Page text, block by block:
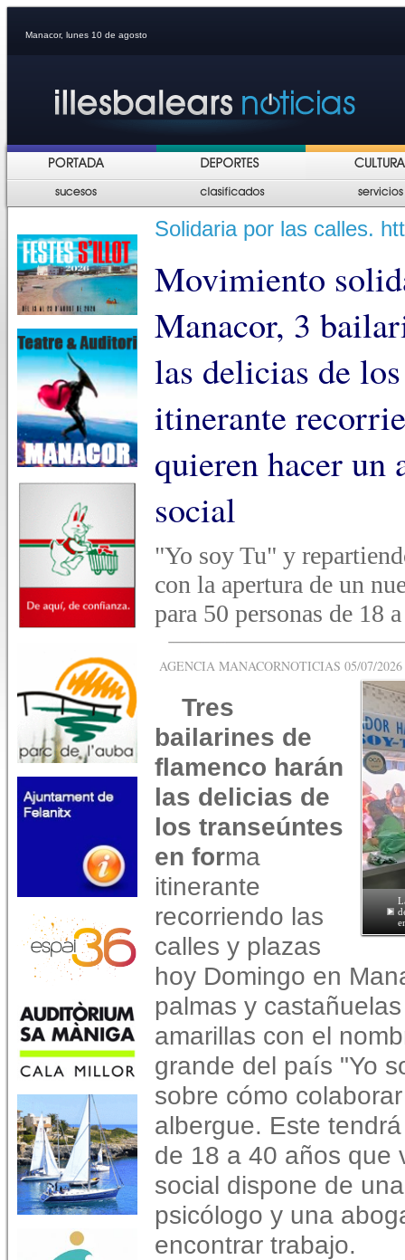
Manacor, lunes 10 de agosto
Solidaria por las calles.
Movimiento
Manacor, 3
las delicias de
itinerante
quieren hacer un
social
"Yo soy Tu" y
con la apertura de un
para 50 personas de 18
AGENCIA MANACORNOTICIAS 05/07/
Tres
bailarines de
flamenco harán
las delicias de
los transeúntes
en forma
itinerante
recorriendo las
calles y plazas
hoy Domingo en
palmas y
amarillas con el
grande del país "Yo
sobre cómo
albergue. Este
de 18 a 40 años que
social dispone de
psicólogo y una
encontrar trabajo.